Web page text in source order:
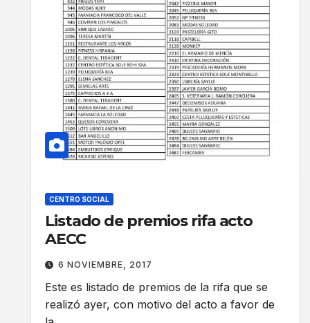
CENTRO SOCIAL
Listado de premios rifa acto
AECC
6 NOVIEMBRE, 2017
Este es listado de premios de la rifa que se
realizó ayer, con motivo del acto a favor de